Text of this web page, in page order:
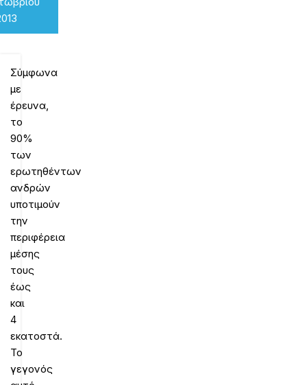
Σύμφωνα
με
έρευνα,
το
90%
των
ερωτηθέντων
ανδρών
υποτιμούν
την
περιφέρεια
μέσης
τους
έως
και
4
εκατοστά.
Το
γεγονός